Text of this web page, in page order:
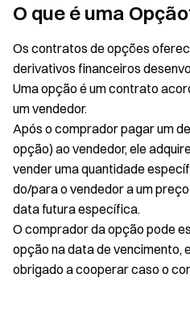
O que é uma
Os contratos de opções
derivativos financeiros
Uma opção é um contrato
um vendedor.
Após o comprador pagar um
opção) ao vendedor, ele
vender uma quantidade
do/para o vendedor a um
data futura específica.
O comprador da opção pode
opção na data de vencimento,
obrigado a cooperar caso o